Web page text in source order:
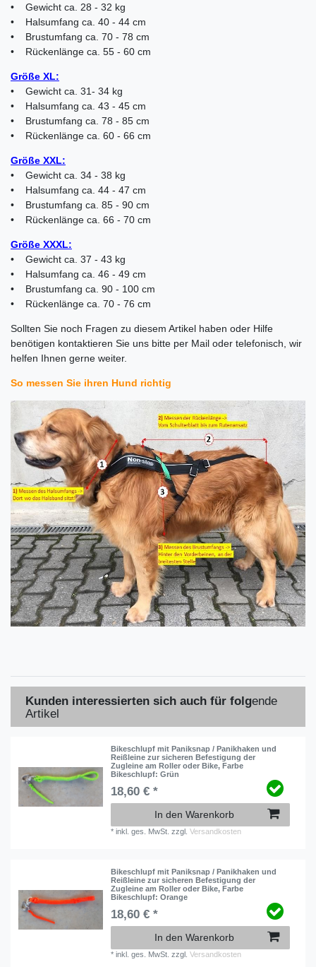
• Gewicht ca. 28 - 32 kg
• Halsumfang ca. 40 - 44 cm
• Brustumfang ca. 70 - 78 cm
• Rückenlänge ca. 55 - 60 cm
Größe XL:
• Gewicht ca. 31- 34 kg
• Halsumfang ca. 43 - 45 cm
• Brustumfang ca. 78 - 85 cm
• Rückenlänge ca. 60 - 66 cm
Größe XXL:
• Gewicht ca. 34 - 38 kg
• Halsumfang ca. 44 - 47 cm
• Brustumfang ca. 85 - 90 cm
• Rückenlänge ca. 66 - 70 cm
Größe XXXL:
• Gewicht ca. 37 - 43 kg
• Halsumfang ca. 46 - 49 cm
• Brustumfang ca. 90 - 100 cm
• Rückenlänge ca. 70 - 76 cm
Sollten Sie noch Fragen zu diesem Artikel haben oder Hilfe
benötigen kontaktieren Sie uns bitte per Mail oder telefonisch, wir
helfen Ihnen gerne weiter.
So messen Sie ihren Hund richtig
Kunden interessierten sich auch für folgende
Artikel
Bikeschlupf mit Paniksnap / Panikhaken und
Reißleine zur sicheren Befestigung der
Zugleine am Roller oder Bike, Farbe
Bikeschlupf: Grün
18,60 € *
In den Warenkorb
*inkl. ges. MwSt. zzgl.Versandkosten
Bikeschlupf mit Paniksnap / Panikhaken und
Reißleine zur sicheren Befestigung der
Zugleine am Roller oder Bike, Farbe
Bikeschlupf: Orange
18,60 € *
In den Warenkorb
*inkl. ges. MwSt. zzgl.Versandkosten